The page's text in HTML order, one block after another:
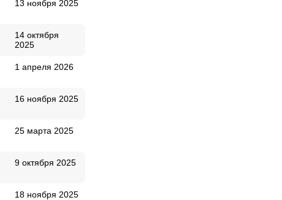
13 ноября 2025
14 октября
2025
1 апреля 2026
16 ноября 2025
25 марта 2025
9 октября 2025
18 ноября 2025